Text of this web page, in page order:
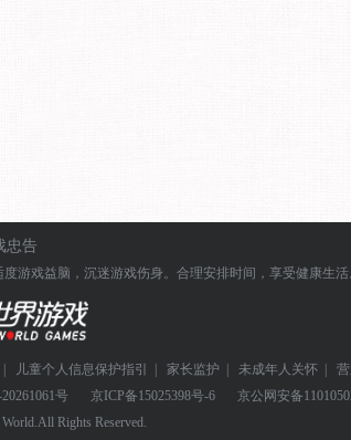
忠告
度游戏益脑，沉迷游戏伤身。合理安排时间，享受健康生活
| 儿童个人信息保护指引 | 家长监护 | 未成年人关怀 |
号 京ICP备15025398号-6 京公网安备
Rights Reserved.